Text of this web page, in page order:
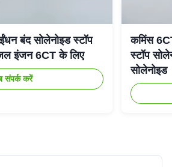
बंद सोलेनोइड स्टॉप
इंजन 6CT के लिए
संपर्क करें
कमिंस
स्टॉप
सोलेनोइड